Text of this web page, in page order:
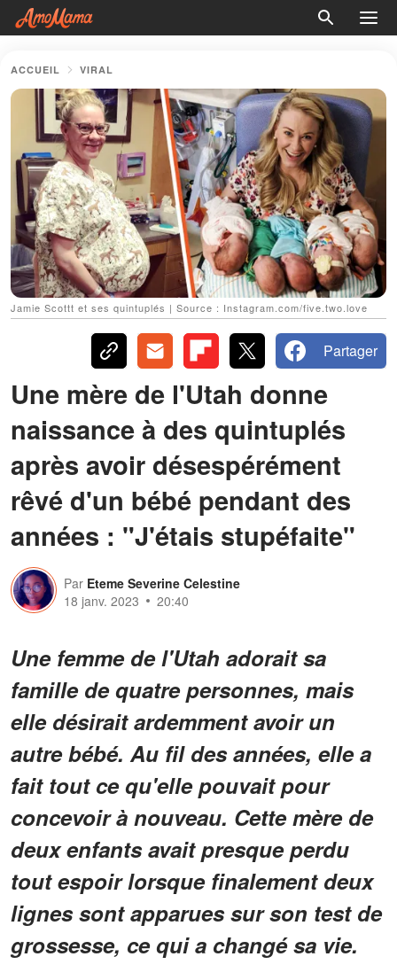
ACCUEIL VIRAL
Jamie Scottt et ses quintuplés | Source : Instagram.com/five.two.love
Partager
Une mère de l'Utah donne
naissance à des quintuplés
après avoir désespérément
rêvé d'un bébé pendant des
années : "J'étais stupéfaite"
Par Eteme Severine Celestine
18 janv. 2023
20:40
Une femme de l'Utah adorait sa
famille de quatre personnes, mais
elle désirait ardemment avoir un
autre bébé. Au fil des années, elle a
fait tout ce qu'elle pouvait pour
concevoir à nouveau. Cette mère de
deux enfants avait presque perdu
tout espoir lorsque finalement deux
lignes sont apparues sur son test de
grossesse, ce qui a changé sa vie.